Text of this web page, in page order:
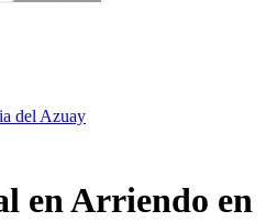
del Azuay
en Arriendo en